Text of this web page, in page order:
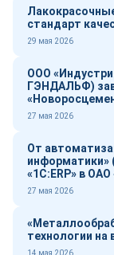
стандарт
29 мая 2026
ООО
ГЭНДАЛЬФ)
27 мая 2026
От автоматизации
«1С:ERP» в
27 мая 2026
технологии на
14 мая 2026